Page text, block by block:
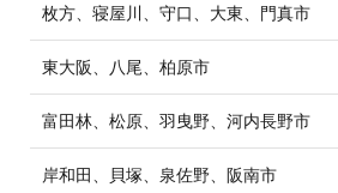
枚方、寝屋川、守口、大東、門真市
東大阪、八尾、柏原市
富田林、松原、羽曳野、河内長野市
岸和田、貝塚、泉佐野、阪南市